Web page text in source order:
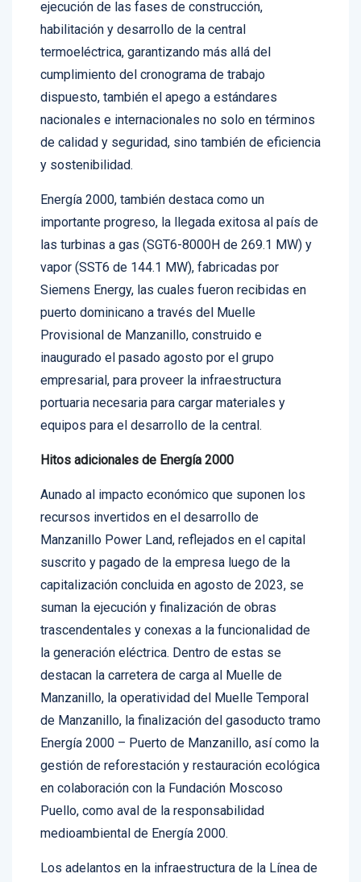
habilitación y desarrollo de la central
termoeléctrica, garantizando más allá del
cumplimiento del cronograma de trabajo
dispuesto, también el apego a estándares
nacionales e internacionales no solo en términos
de calidad y seguridad, sino también de eficiencia
y sostenibilidad.
importante progreso, la llegada exitosa al país de
las turbinas a gas (SGT6-8000H de 269.1 MW) y
vapor (SST6 de 144.1 MW), fabricadas por
Siemens Energy, las cuales fueron recibidas en
puerto dominicano a través del Muelle
Provisional de Manzanillo, construido e
inaugurado el pasado agosto por el grupo
empresarial, para proveer la infraestructura
portuaria necesaria para cargar materiales y
equipos para el desarrollo de la central.
recursos invertidos en el desarrollo de
Manzanillo Power Land, reflejados en el capital
suscrito y pagado de la empresa luego de la
capitalización concluida en agosto de 2023, se
suman la ejecución y finalización de obras
trascendentales y conexas a la funcionalidad de
la generación eléctrica. Dentro de estas se
destacan la carretera de carga al Muelle de
Manzanillo, la operatividad del Muelle Temporal
de Manzanillo, la finalización del gasoducto tramo
Energía 2000 – Puerto de Manzanillo, así como la
gestión de reforestación y restauración ecológica
en colaboración con la Fundación Moscoso
Puello, como aval de la responsabilidad
medioambiental de Energía 2000.
Transmisión 345KV de la Zona Noroeste forman